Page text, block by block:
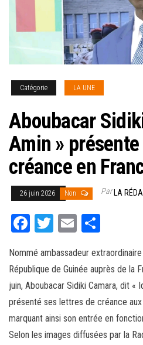
Catégorie LA UNE
Aboubacar
Amin »
créance en
26 juin 2026 Non ParLA
Fa
bo
ok
T
tt
er
E
ail ag
er
Nommé ambassadeur
République de Guinée auprès de la
juin, Aboubacar Sidiki Camara, dit «
présenté ses lettres de créance
marquant ainsi son entrée en
Selon les images diffusées par la